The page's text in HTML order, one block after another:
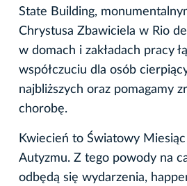
State Building,
Chrystusa Zbawiciela w Rio
w domach i zakładach pracy
współczuciu dla osób
najbliższych oraz pomagamy
chorobę.
Kwiecień to Światowy
Autyzmu. Z tego powody na
odbędą się wydarzenia,